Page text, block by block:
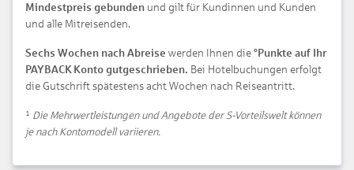
Mindestpreis gebunden und gilt für Kundinnen und Kunden
und alle Mitreisenden.
Sechs Wochen nach Abreise werden Ihnen die °Punkte auf Ihr
PAYBACK Konto gutgeschrieben. Bei Hotelbuchungen erfolgt
die Gutschrift spätestens acht Wochen nach Reiseantritt.
¹ Die Mehrwertleistungen und Angebote der S-Vorteilswelt können
je nach Kontomodell variieren.